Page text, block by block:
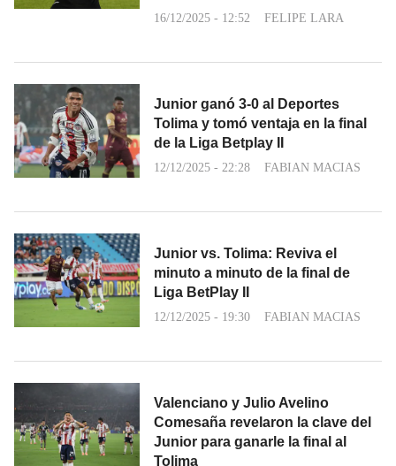
16/12/2025 - 12:52 FELIPE LARA
Junior ganó 3-0 al Deportes
Tolima y tomó ventaja en la final
de la Liga Betplay II
12/12/2025 - 22:28 FABIAN MACIAS
Junior vs. Tolima: Reviva el
minuto a minuto de la final de
Liga BetPlay II
12/12/2025 - 19:30 FABIAN MACIAS
Valenciano y Julio Avelino
Comesaña revelaron la clave del
Junior para ganarle la final al
Tolima